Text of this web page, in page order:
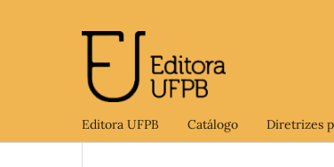
Editora UFPB Catálogo Diretrizes